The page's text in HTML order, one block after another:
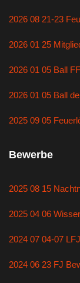
2026 08 21-23
2026 01 25
2026 01 05 Ball
2026 01 05 Ball
2025 09 05
Bewerbe
2025 08 15
2025 04 06
2024 07 04-07
2024 06 23 FJ